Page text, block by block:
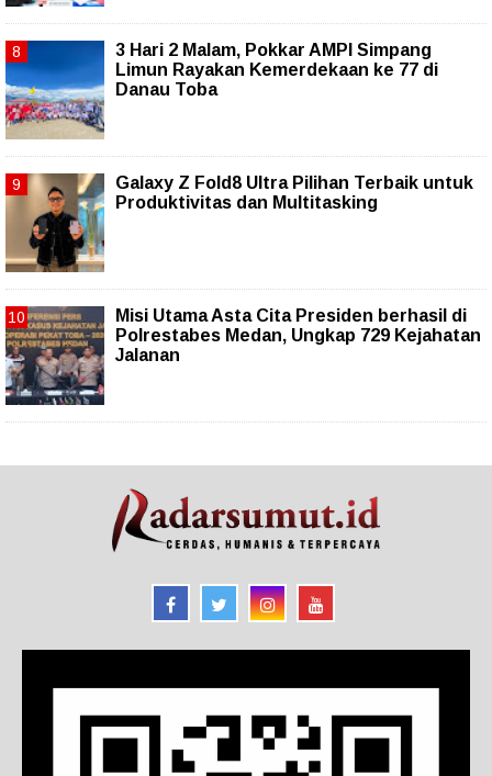
3 Hari 2 Malam, Pokkar AMPI Simpang
Limun Rayakan Kemerdekaan ke 77 di
Danau Toba
Galaxy Z Fold8 Ultra Pilihan Terbaik untuk
Produktivitas dan Multitasking
Misi Utama Asta Cita Presiden berhasil di
Polrestabes Medan, Ungkap 729 Kejahatan
Jalanan